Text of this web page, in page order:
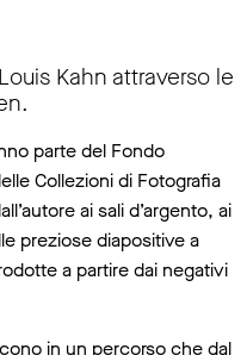
Kahn attraverso le
parte del Fondo
Collezioni di Fotografia
ai sali d’argento, ai
preziose diapositive a
a partire dai negativi
in un percorso che dal